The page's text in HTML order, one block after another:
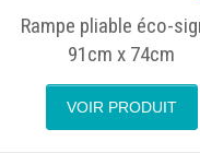
Rampe pliable éco-
91cm x 74cm
VOIR PRODUIT